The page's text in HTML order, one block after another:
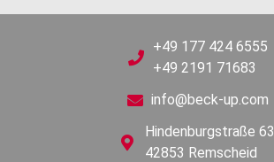
+49 177 424 6555
+49 2191 71683
info@beck-up.com
Hindenburgstraße 63
42853 Remscheid